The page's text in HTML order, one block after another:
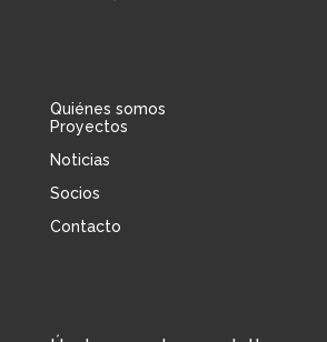
Quiénes somos
Proyectos
Noticias
Socios
Contacto